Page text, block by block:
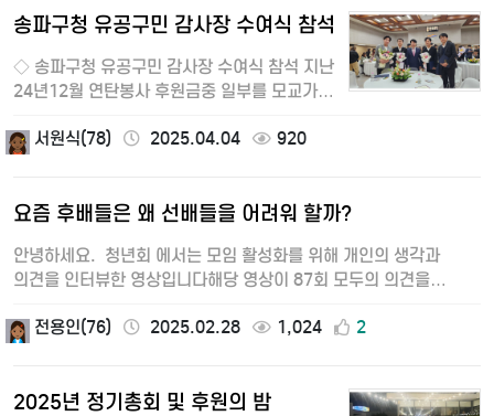
송파구청 유공구민 감사장 수여식 참석
◇ 송파구청 유공구민 감사장 수여식 참석 지난
24년12월 연탄봉사 후원금중 일부를 모교가
배출…서원식(78) 2025.04.04 920
요즘 후배들은 왜 선배들을 어려워 할까?
안녕하세요. 청년회 에서는 모임 활성화를 위해 개인의 생각과
의견을 인터뷰한 영상입니다해당 영상이 87회 모두의 의견을
전용인(76)
2025.02.28 1,024 2
2025년 정기총회 및 후원의 밤